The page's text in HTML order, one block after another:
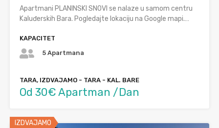
Apartmani PLANINSKI SNOVI se nalaze u samom centru
Kaluđerskih Bara. Pogledajte lokaciju na Google mapi.…
KAPACITET
5 Apartmana
TARA, IZDVAJAMO - TARA - KAL. BARE
Od 30€ Apartman /Dan
IZDVAJAMO